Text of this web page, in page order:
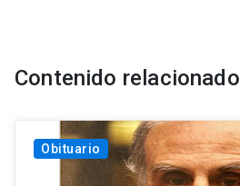
Contenido relacionado
Obituario